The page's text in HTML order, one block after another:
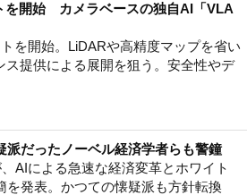
を開始 カメラベースの独自AI「VLA
を開始。LiDARや高精度マップを省い
提供による展開を狙う。安全性やデ
だったノーベル経済学者らも警鐘
AIによる急速な経済変革とホワイト
を発表。かつての懐疑派も方針転換